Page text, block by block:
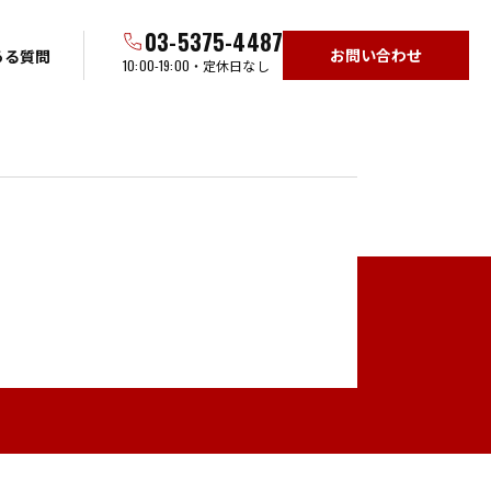
質問 03-5375-4487
10:00-19:00 ・定休日なし お問い合わせ